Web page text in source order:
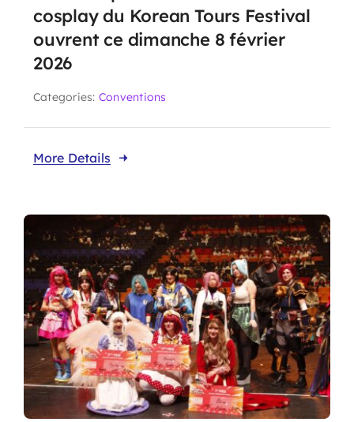
cosplay du Korean Tours Festival
ouvrent ce dimanche 8 février
2026
Categories: Conventions
More Details